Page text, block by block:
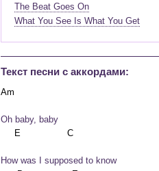
The Beat Goes On
What You See Is What You Get
Текст песни c аккордами:
Oh baby, baby
How was I supposed to know